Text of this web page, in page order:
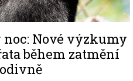
noc: Nové výzkumy
během zatmění